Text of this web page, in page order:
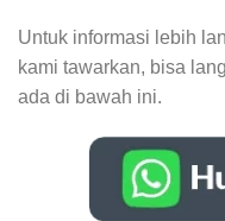
Untuk informasi lebih
kami tawarkan, bisa
ada di bawah ini.